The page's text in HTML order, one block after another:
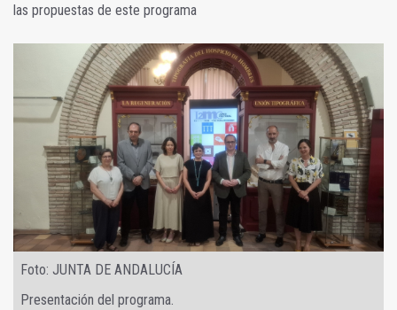
las propuestas de este programa
Foto: JUNTA DE ANDALUCÍA
Presentación del programa.